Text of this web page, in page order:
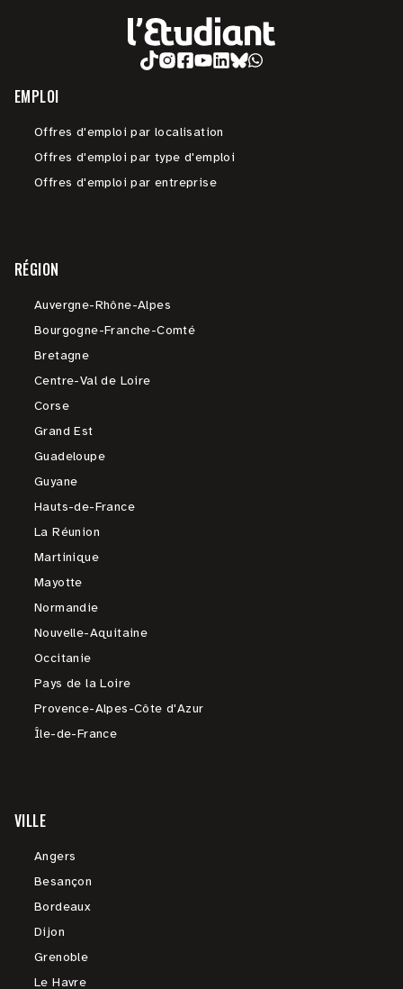
EMPLOI
Offres d'emploi par localisation
Offres d'emploi par type d'emploi
Offres d'emploi par entreprise
RÉGION
Auvergne-Rhône-Alpes
Bourgogne-Franche-Comté
Bretagne
Centre-Val de Loire
Corse
Grand Est
Guadeloupe
Guyane
Hauts-de-France
La Réunion
Martinique
Mayotte
Normandie
Nouvelle-Aquitaine
Occitanie
Pays de la Loire
Provence-Alpes-Côte d'Azur
Île-de-France
VILLE
Angers
Besançon
Bordeaux
Dijon
Grenoble
Le Havre